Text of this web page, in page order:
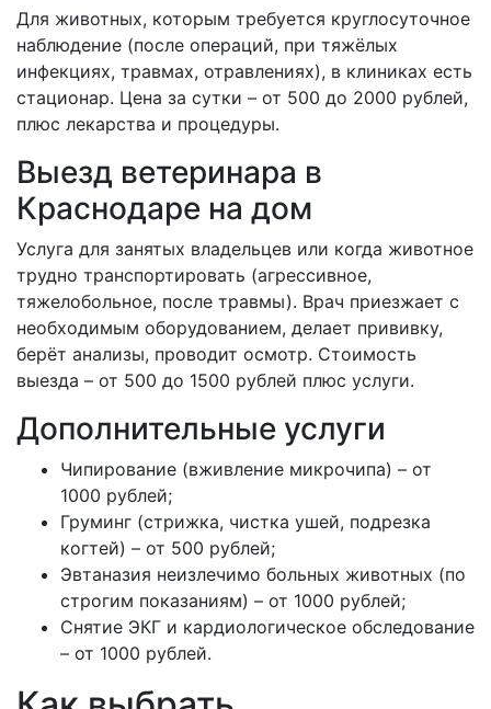
Для животных, которым требуется круглосуточное
наблюдение (после операций, при тяжёлых
инфекциях, травмах, отравлениях), в клиниках есть
стационар. Цена за сутки – от 500 до 2000 рублей,
плюс лекарства и процедуры.
Выезд ветеринара в
Краснодаре на дом
Услуга для занятых владельцев или когда животное
трудно транспортировать (агрессивное,
тяжелобольное, после травмы). Врач приезжает с
необходимым оборудованием, делает прививку,
берёт анализы, проводит осмотр. Стоимость
выезда – от 500 до 1500 рублей плюс услуги.
Дополнительные услуги
Чипирование (вживление микрочипа) – от
1000 рублей;
Груминг (стрижка, чистка ушей, подрезка
когтей) – от 500 рублей;
Эвтаназия неизлечимо больных животных (по
строгим показаниям) – от 1000 рублей;
Снятие ЭКГ и кардиологическое обследование
– от 1000 рублей.